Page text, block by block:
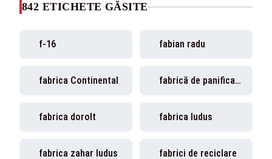
842 ETICHETE GĂSITE
f-16 fabian radu
fabrica Continental fabrică de panificație
fabrica dorolt fabrica ludus
fabrica zahar ludus fabrici de reciclare